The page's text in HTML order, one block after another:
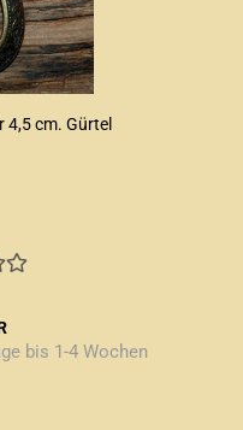
4,5 cm. Gürtel
bis 1-4 Wochen